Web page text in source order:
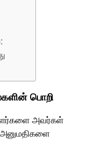
பொறி
அவர்கள்
அனுமதிகளை